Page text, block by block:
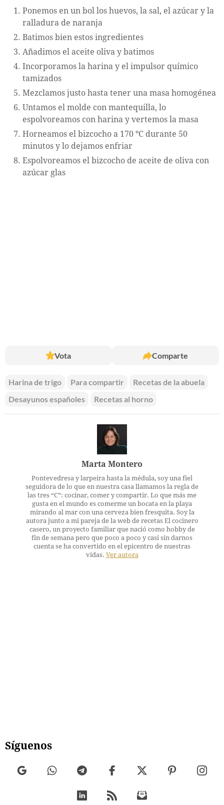
Ponemos en un bol los huevos, la sal, el azúcar y la
ralladura de naranja
Batimos bien estos ingredientes
Añadimos el aceite oliva y batimos
Incorporamos la harina y el impulsor químico
tamizados
Mezclamos justo hasta tener una masa homogénea
Untamos el molde con mantequilla, lo
espolvoreamos con harina y vertemos la masa
Horneamos el bizcocho a 170 ºC durante 50
minutos y lo dejamos enfriar
Espolvoreamos el bizcocho de aceite de oliva con
azúcar glas
Vota Comparte
Harina de trigo Para compartir
Recetas de la abuela
Desayunos españoles
Recetas al horno
Marta Montero
Pontevedresa y larpeira hasta la médula, soy una fiel
seguidora de lo que en nuestra casa llamamos la regla de
las tres “C”: cocinar, comer y compartir. Lo que más me
gusta en el mundo es comerme un bocata en la playa
mirando al mar con una cerveza bien fresquita. Soy la
autora junto a mi pareja de la web de recetas El cocinero
casero, un proyecto familiar que nació como hobby de
fin de semana pero que poco a poco y casi sin darnos
cuenta se ha convertido en el epicentro de nuestras
vidas. Ver autora
Síguenos